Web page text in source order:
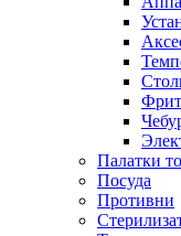
Палатки
Посуда
Противни